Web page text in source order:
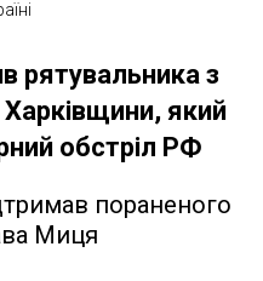
рятувальника з
який
обстріл РФ
пораненого
Миця